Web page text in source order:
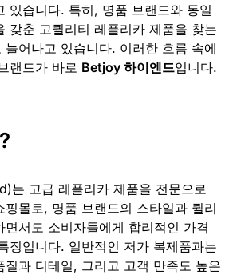
있습니다. 특히, 명품 브랜드와 동일
갖춘 고퀄리티 레플리카 제품을 찾는
늘어나고 있습니다. 이러한 흐름 속에
랜드가 바로 Betjoy 하이엔드입니다.
는 고급 레플리카 제품을 전문으로
핑몰로, 명품 브랜드의 스타일과 퀄리
면서도 소비자들에게 합리적인 가격
징입니다. 일반적인 저가 복제품과는
질과 디테일, 그리고 고객 만족도 높은